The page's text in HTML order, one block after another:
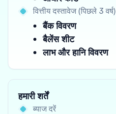
वित्तीय दस्तावेज (पिछले 3 वर्ष)
बैंक विवरण
बैलेंस शीट
लाभ और हानि विवरण
हमारी शर्तें
ब्याज दरें